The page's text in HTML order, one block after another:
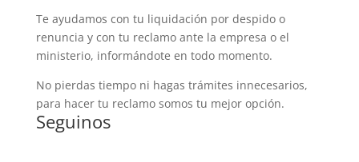
Te ayudamos con tu liquidación por despido o
renuncia y con tu reclamo ante la empresa o el
ministerio, informándote en todo momento.
No pierdas tiempo ni hagas trámites innecesarios,
para hacer tu reclamo somos tu mejor opción.
Seguinos